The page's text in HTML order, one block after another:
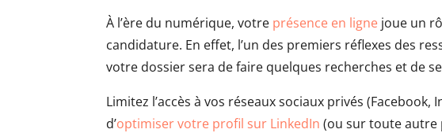
À l’ère du numérique, votre présence en ligne joue un
candidature. En effet, l’un des premiers réflexes des
votre dossier sera de faire quelques recherches et de
Limitez l’accès à vos réseaux sociaux privés (Facebook,
d’optimiser votre profil sur LinkedIn (ou sur toute autre